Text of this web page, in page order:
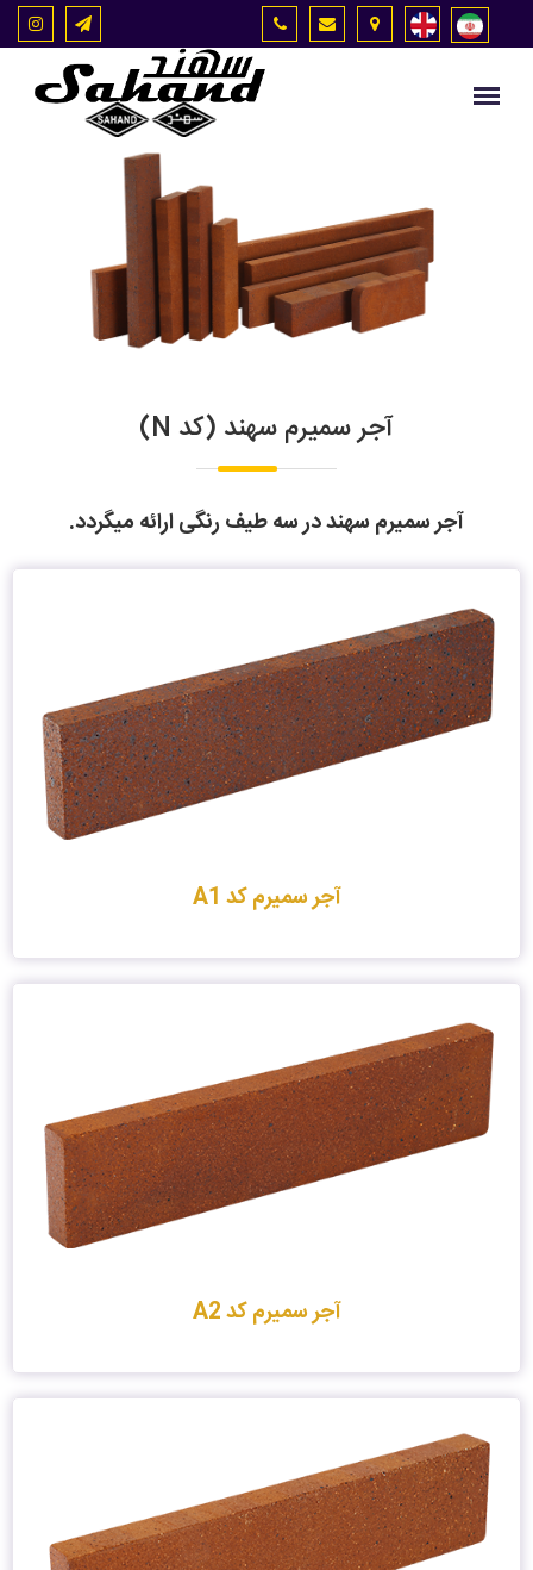
آجر سمیرم سهند (کد N)
آجر سمیرم سهند در سه طیف رنگی ارائه میگردد.
آجر سمیرم کد A1
آجر سمیرم کد A2